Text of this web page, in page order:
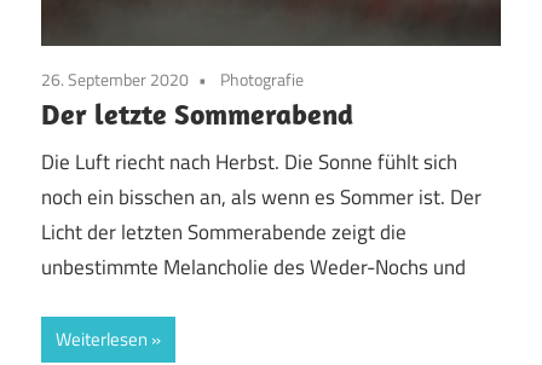
26. September 2020 Photografie
Der letzte Sommerabend
Die Luft riecht nach Herbst. Die Sonne fühlt sich
noch ein bisschen an, als wenn es Sommer ist. Der
Licht der letzten Sommerabende zeigt die
unbestimmte Melancholie des Weder-Nochs und
Weiterlesen